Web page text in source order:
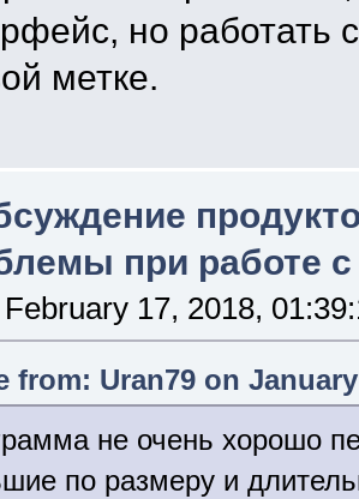
но работать
метке.
при работе
February 17, 2018,
from: Uran79 on
не очень хорошо
по размеру и